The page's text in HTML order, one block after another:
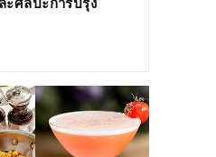
ศิลปะการปรุง